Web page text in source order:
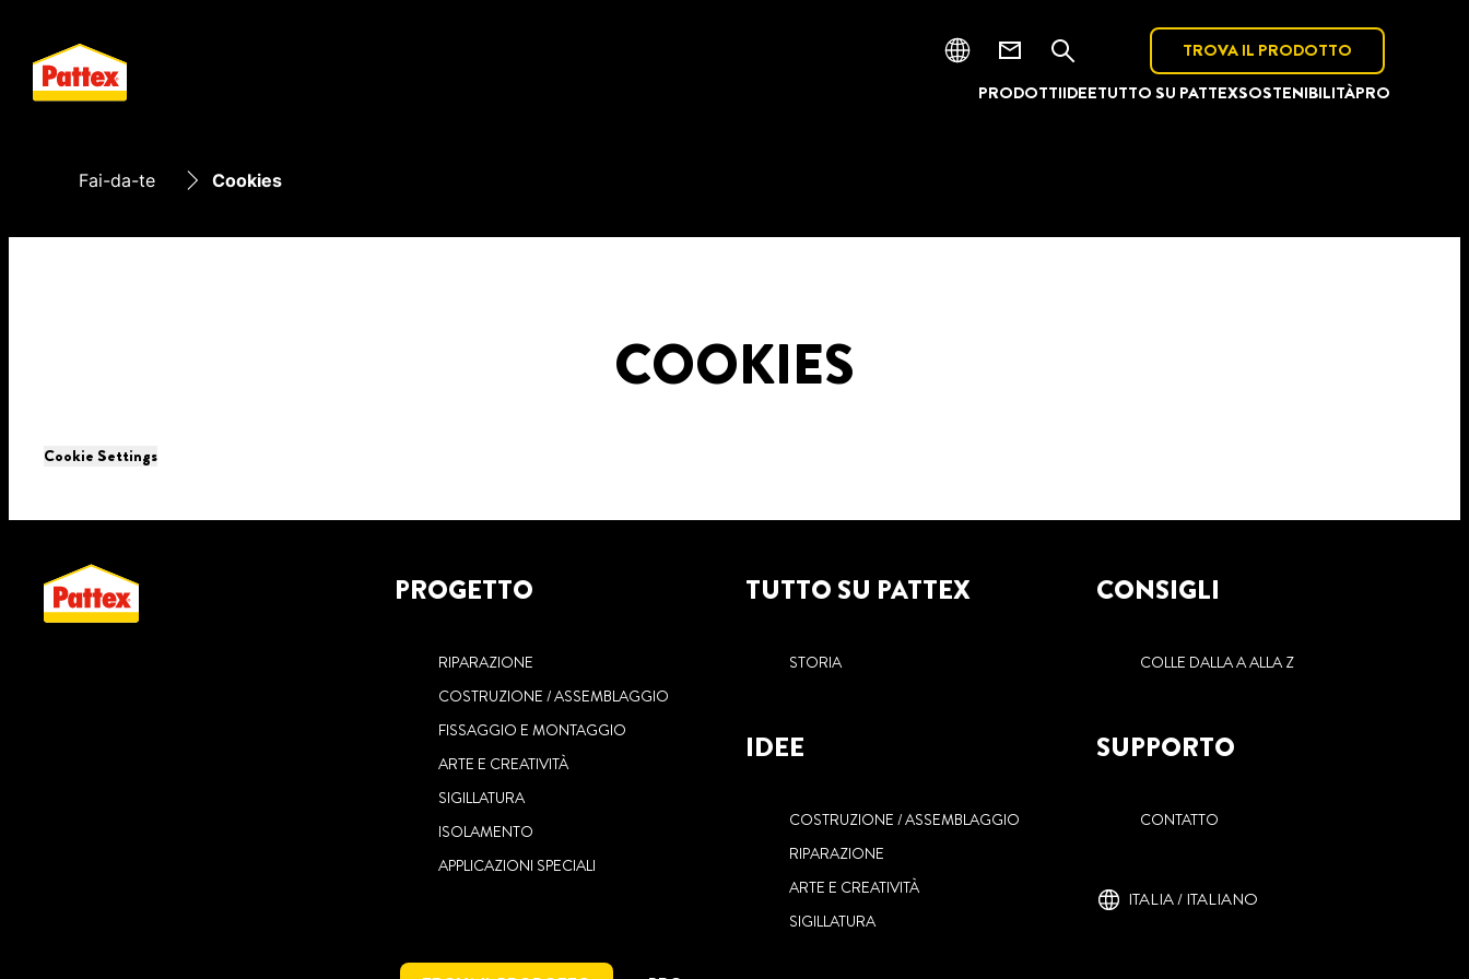
PRODOTTIIDEETUTTO SU PATTEXSOSTENIBILITÀPRO
TROVA IL PRODOTTO
Fai-da-te Cookies
COOKIES
Cookie Settings
PROGETTO
RIPARAZIONE
COSTRUZIONE / ASSEMBLAGGIO
FISSAGGIO E MONTAGGIO
ARTE E CREATIVITÀ
SIGILLATURA
ISOLAMENTO
APPLICAZIONI SPECIALI
TUTTO SU PATTEX
STORIA
IDEE
COSTRUZIONE / ASSEMBLAGGIO
RIPARAZIONE
ARTE E CREATIVITÀ
SIGILLATURA
CONSIGLI
COLLE DALLA A ALLA Z
SUPPORTO
CONTATTO
ITALIA / ITALIANO